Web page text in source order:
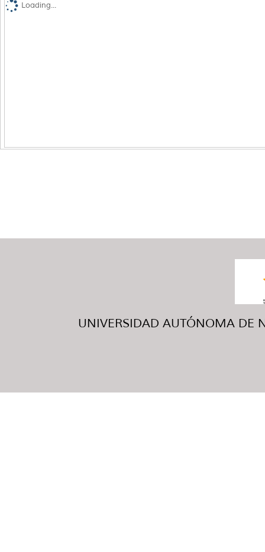
Loading...
UNIVERSIDAD AUTÓNOMA DE